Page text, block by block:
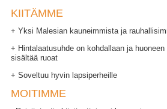
KIITÄMME
+ Yksi Malesian kauneimmista ja
+ Hintalaatusuhde on kohdallaan ja
sisältää ruoat
+ Soveltuu hyvin lapsiperheille
MOITIMME